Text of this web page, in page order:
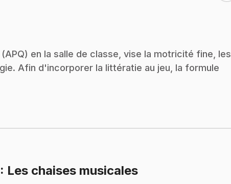
en la salle de classe, vise la motricité fine, les
Afin d'incorporer la littératie au jeu, la formule
: Les chaises musicales.